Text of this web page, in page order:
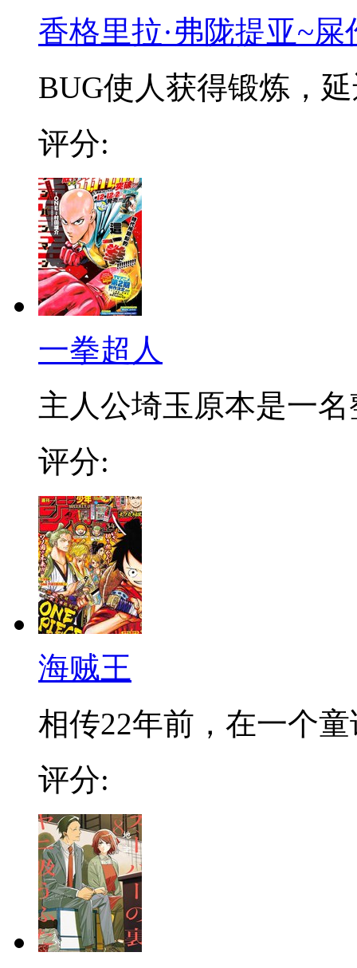
香格里拉·弗陇提亚~
BUG使人获得锻炼，
评分:
一拳超人
主人公埼玉原本是一名
评分:
海贼王
相传22年前，在一个
评分: